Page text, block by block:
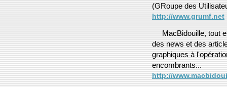
(GRoupe des
http://www.grumf.net
MacBidouille, tout
des news et des
graphiques à
encombrants...
http://